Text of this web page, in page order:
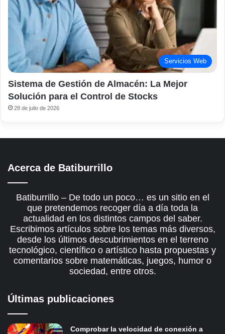
Servicios Web
Sistema de Gestión de Almacén: La Mejor
Solución para el Control de Stocks
28 de julio de 2026
Acerca de Batiburrillo
Batiburrillo – De todo un poco… es un sitio en el
que pretendemos recoger día a día toda la
actualidad en los distintos campos del saber.
Escribimos artículos sobre los temas más diversos,
desde los últimos descubrimientos en el terreno
tecnológico, científico o artístico hasta propuestas y
comentarios sobre matemáticas, juegos, humor o
sociedad, entre otros.
Últimas publicaciones
Comprobar la velocidad de conexión a